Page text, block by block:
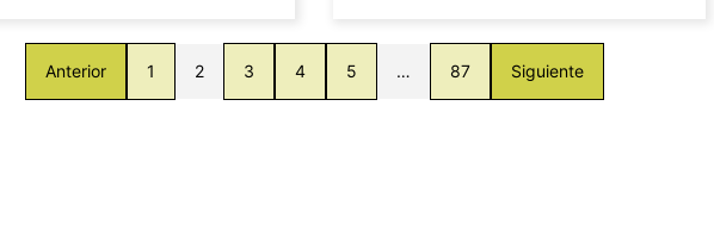
Anterior 1 2 3 4 5 … 87 Siguiente